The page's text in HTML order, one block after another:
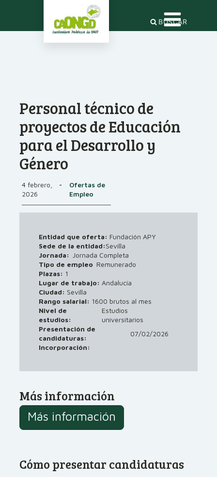
BUSCAR
Personal técnico de
proyectos de Educación
para el Desarrollo y
Género
4 febrero,
2026
-
Ofertas de
Empleo
Entidad que oferta: Fundación APY
Sede de la entidad:Sevilla
Jornada: Jornada Completa
Tipo de empleo Remunerado
Plazas: 1
Lugar de trabajo: Andalucía
Ciudad: Sevilla
Rango salarial: 1600 brutos al mes
Nivel de
estudios:
Estudios
universitarios
Presentación de
candidaturas:
07/02/2026
Incorporación:
Más información
Más información
Cómo presentar candidaturas